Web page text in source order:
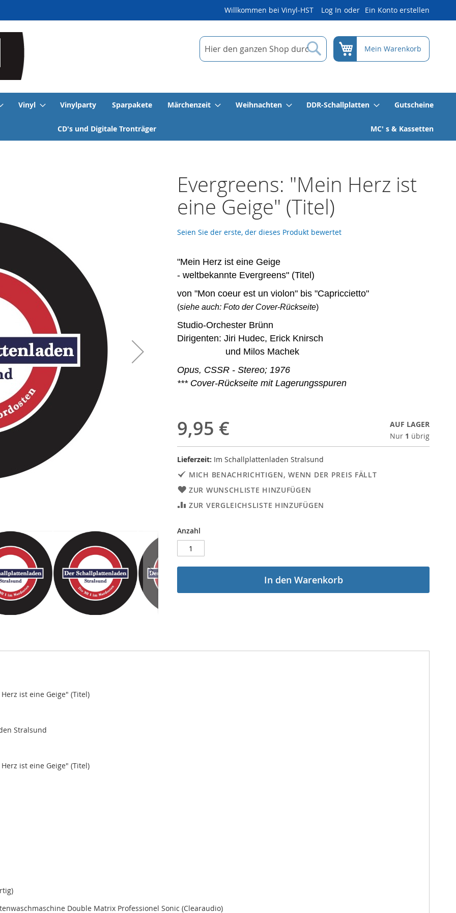
Willkommen bei Vinyl-HST Log In Ein Konto erstellen
Suche
Suche
Mein Warenkorb
Vinyl Vinylparty Sparpakete Märchenzeit Weihnachten DDR-Schallplatten Gutscheine
CD's und Digitale Tronträger MC' s & Kassetten
Evergreens: "Mein Herz ist
eine Geige" (Titel)
Seien Sie der erste, der dieses Produkt bewertet
"Mein Herz ist eine Geige
- weltbekannte Evergreens" (Titel)
von "Mon coeur est un violon" bis "Capriccietto"
(siehe auch: Foto der Cover-Rückseite)
Studio-Orchester Brünn
Dirigenten: Jiri Hudec, Erick Knirsch
und Milos Machek
Opus, CSSR - Stereo; 1976
*** Cover-Rückseite mit Lagerungsspuren
9,95 €
AUF LAGER
Nur 1 übrig
Lieferzeit: Im Schallplattenladen Stralsund
MICH BENACHRICHTIGEN, WENN DER PREIS FÄLLT
ZUR WUNSCHLISTE HINZUFÜGEN
ZUR VERGLEICHSLISTE HINZUFÜGEN
Anzahl
In den Warenkorb
ist eine Geige" (Titel)
Stralsund
ist eine Geige" (Titel)
Double Matrix Professionel Sonic (Clearaudio)